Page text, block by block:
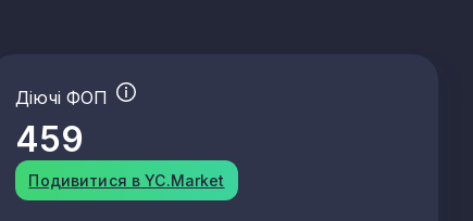
Діючі ФОП
459
Подивитися в YC.Market